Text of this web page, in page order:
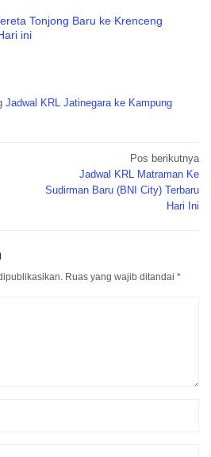
Tonjong Baru ke Krenceng
ini
Jadwal KRL Jatinegara ke Kampung
Pos berikutnya
Jadwal KRL Matraman Ke
Sudirman Baru (BNI City) Terbaru
Hari Ini
Ruas yang wajib ditandai *